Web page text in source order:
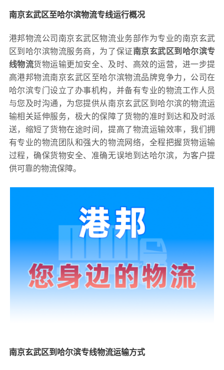
南京玄武区至哈尔滨物流专线运行概况
港邦物流公司南京玄武区物流业务部作为专业的南京玄武
区到哈尔滨物流服务商，为了保证南京玄武区到哈尔滨专
线物流货物运输更加安全、及时、高效的运营，进一步提
高港邦物流南京玄武区至哈尔滨物流品牌竞争力，公司在
哈尔滨专门设立了办事机构，并备有专业的物流工作人员
与您及时沟通，为您提供从南京玄武区到哈尔滨的物流运
输相关延伸服务，极大的保障了货物的准时到达和及时派
送，缩短了货物在途时间，提高了物流运输效率，我们拥
有专业的物流团队和强大的物流网络，全程把握货物运输
过程，确保货物安全、准确无误地到达哈尔滨，为客户提
供可靠的物流保障。
南京玄武区到哈尔滨专线物流运输方式